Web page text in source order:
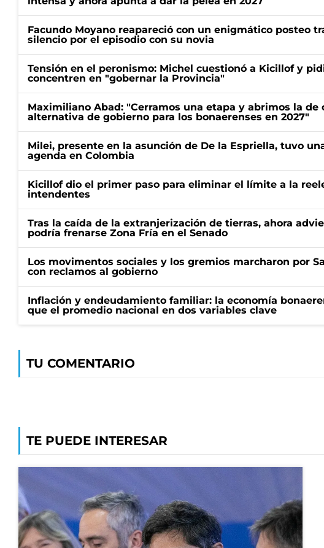
Facundo Moyano reapareció con un enigmático posteo
silencio por el episodio con su novia
Tensión en el peronismo: Michel cuestionó a Kicillof y
concentren en "gobernar la Provincia"
Maximiliano Abad: "Cerramos una etapa y abrimos la de
alternativa de gobierno para los bonaerenses en 2027"
Milei, presente en la asunción de De la Espriella, tuvo
agenda en Colombia
Kicillof dio el primer paso para eliminar el límite a la
intendentes
Tras la caída de la extranjerización de tierras, ahora
podría frenarse Zona Fría en el Senado
Los movimentos sociales y los gremios marcharon por
con reclamos al gobierno
Inflación y endeudamiento familiar: la economía
que el promedio nacional en dos variables clave
TU COMENTARIO
TE PUEDE INTERESAR